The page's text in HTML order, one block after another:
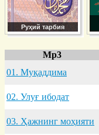
Руҳий тарбия
Mp3
01. Муқaддимa
02. Улуғ ибодaт
03. Ҳaжнинг моҳияти